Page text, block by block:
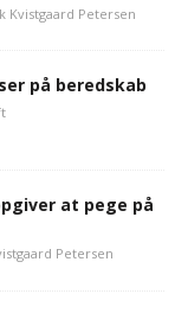
Kvistgaard Petersen
på beredskab
at pege på
Petersen